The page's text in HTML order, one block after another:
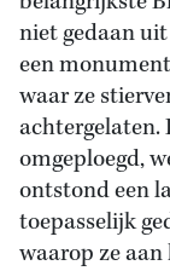
niet gedaan
een
waar ze
achtergelaten.
omgeploegd,
ontstond een
toepasselijk
waarop ze